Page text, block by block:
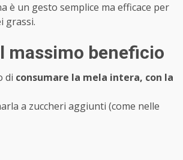
è un gesto semplice ma efficace per
grassi.
massimo beneficio
di consumare la mela intera, con la
a zuccheri aggiunti (come nelle